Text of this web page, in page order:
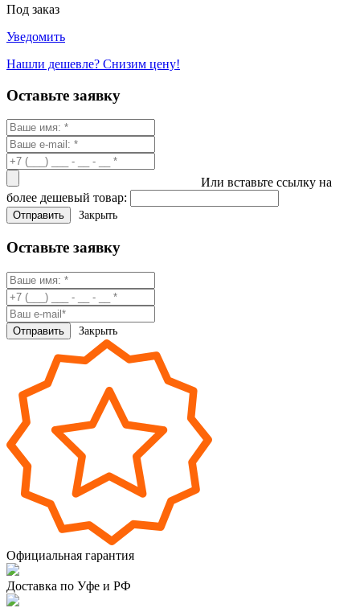
Под заказ
Уведомить
Нашли дешевле? Снизим цену!
Оставьте заявку
Или вставьте ссылку на
более дешевый товар:
Закрыть
Оставьте заявку
Закрыть
Официальная гарантия
Доставка по Уфе и РФ